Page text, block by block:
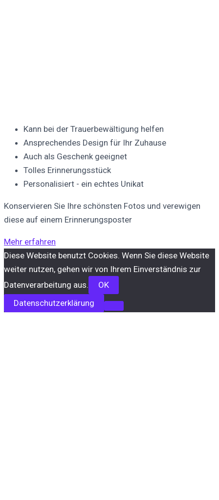
Kann bei der Trauerbewältigung helfen
Ansprechendes Design für Ihr Zuhause
Auch als Geschenk geeignet
Tolles Erinnerungsstück
Personalisiert - ein echtes Unikat
Konservieren Sie Ihre schönsten Fotos und verewigen
diese auf einem Erinnerungsposter
Mehr erfahren
Diese Website benutzt Cookies. Wenn Sie diese Website
weiter nutzen, gehen wir von Ihrem Einverständnis zur
Datenverarbeitung aus.
OK
Datenschutzerklärung